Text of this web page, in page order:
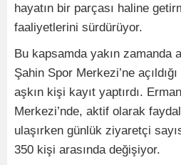
hayatın bir parçası haline
faaliyetlerini sürdürüyor.
Bu kapsamda yakın zamanda
Şahin Spor Merkezi’ne
aşkın kişi kayıt yaptırdı.
Merkezi’nde, aktif olarak
ulaşırken günlük ziyaretçi
350 kişi arasında değişiyor.